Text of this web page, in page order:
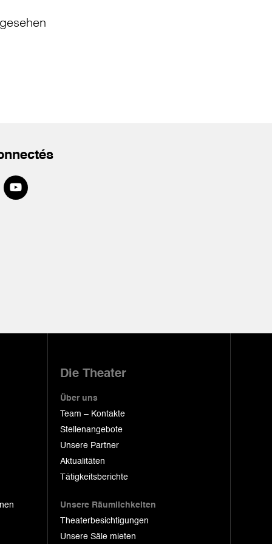
Die Theater
Über uns
Team – Kontakte
Stellenangebote
Unsere Partner
Aktualitäten
Tätigkeitsberichte
Unsere Räumlichkeiten
Theaterbesichtigungen
Unsere Säle mieten